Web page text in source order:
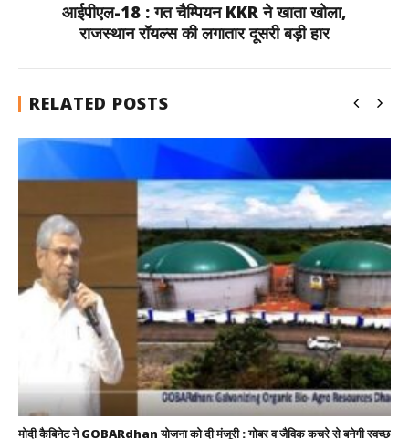
आईपीएल-18 : गत चैम्पियन KKR ने खाता खोला,
राजस्थान रॉयल्स की लगातार दूसरी बड़ी हार
RELATED POSTS
मोदी कैबिनेट ने GOBARdhan योजना को दी मंजूरी : गोबर व जैविक कचरे से बनेगी स्वच्छ